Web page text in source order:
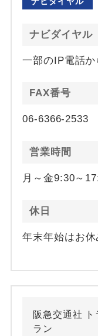
ナビダイヤル
一部のIP電話か
FAX番号
06-6366-2533
営業時間
月～金9:30～
休日
年末年始はお休
阪急交通社
ラン